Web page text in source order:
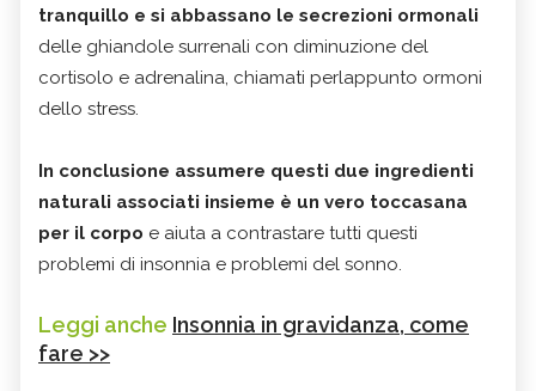
tranquillo e si abbassano le secrezioni ormonali
delle ghiandole surrenali con diminuzione del
cortisolo e adrenalina, chiamati perlappunto ormoni
dello stress.
In conclusione assumere questi due ingredienti
naturali associati insieme è un vero toccasana
per il corpo e aiuta a contrastare tutti questi
problemi di insonnia e problemi del sonno.
Leggi anche Insonnia in gravidanza, come
fare >>